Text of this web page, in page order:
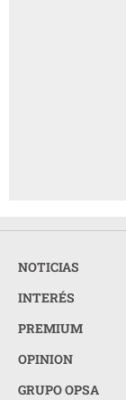
NOTICIAS
INTERÉS
PREMIUM
OPINION
GRUPO OPSA